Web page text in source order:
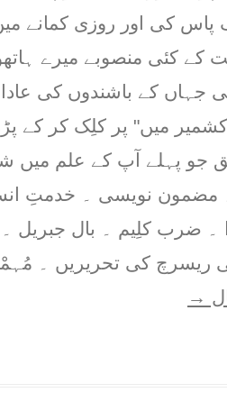
کی اور روزی کمانے
کے کئی منصوبے میرے
جہاں کے باشندوں کی
میں" پر کلِک کر کے
جو پہلے آپ کے علم میں
مضمون نویسی ۔ خدمتِ
۔ ضرب کلِیم ۔ بال جبریل
ریسرچ کی تحریریں ۔
→